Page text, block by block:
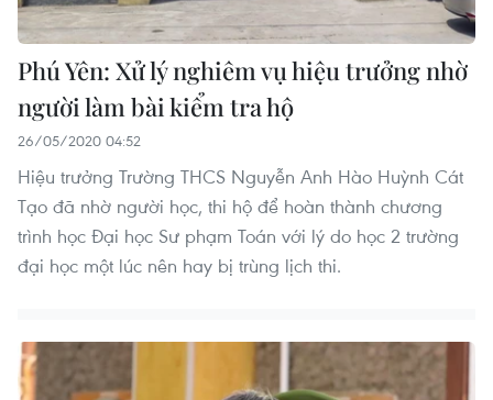
Phú Yên: Xử lý nghiêm vụ hiệu trưởng nhờ
người làm bài kiểm tra hộ
26/05/2020 04:52
Hiệu trưởng Trường THCS Nguyễn Anh Hào Huỳnh Cát
Tạo đã nhờ người học, thi hộ để hoàn thành chương
trình học Đại học Sư phạm Toán với lý do học 2 trường
đại học một lúc nên hay bị trùng lịch thi.